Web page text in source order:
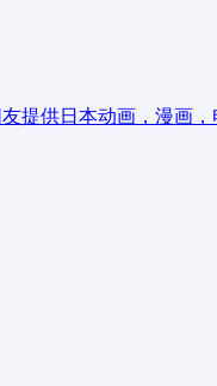
提供日本动画，漫画